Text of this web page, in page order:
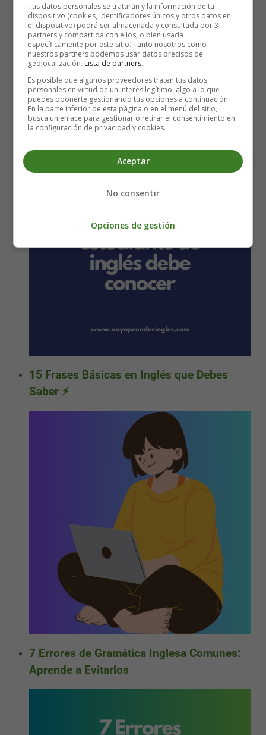
10 phrasal verbs que todo estudiante de
inglés debe conocer
15 Frases Básicas en Inglés que Debes
Saber ⚡
7 Errores de Gramática Inglesa Comunes:
Aprende a Evitarlos
Tus datos personales se tratarán y la información de tu
dispositivo (cookies, identificadores únicos y otros datos en
el dispositivo) podrá ser almacenada y consultada por 3
partners y compartida con ellos, o bien usada
específicamente por este sitio. Tanto nosotros como
nuestros partners podemos usar datos precisos de
geolocalización. Lista de partners.
Es posible que algunos proveedores traten tus datos
personales en virtud de un interés legítimo, algo a lo que
puedes oponerte gestionando tus opciones a continuación.
En la parte inferior de esta página o en el menú del sitio,
busca un enlace para gestionar o retirar el consentimiento en
la configuración de privacidad y cookies.
Aceptar
No consentir
Opciones de gestión